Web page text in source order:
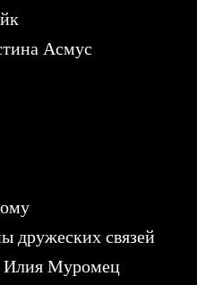
Асмус
дружеских связей
Илия Муромец